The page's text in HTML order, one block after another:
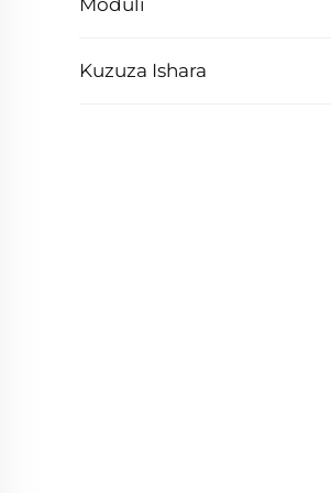
Moduli
Kuzuza Ishara